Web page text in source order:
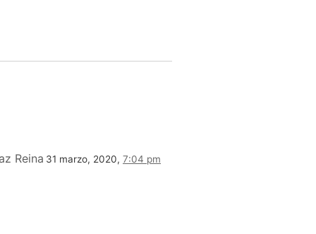
Reina 31 marzo, 2020, 7:04 pm